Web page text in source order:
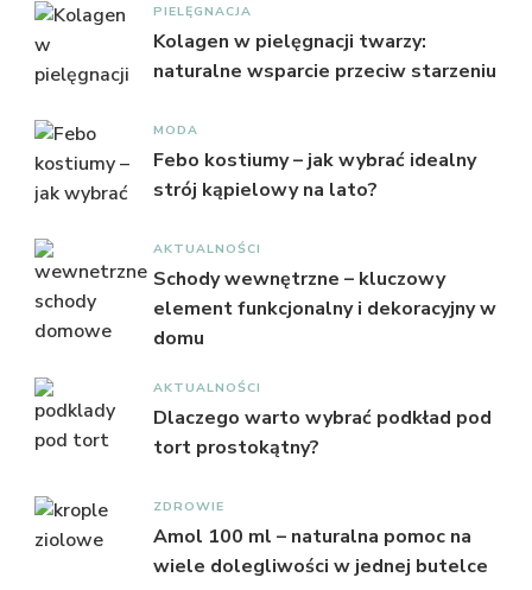
PIELĘGNACJA
Kolagen w pielęgnacji twarzy:
naturalne wsparcie przeciw starzeniu
MODA
Febo kostiumy – jak wybrać idealny
strój kąpielowy na lato?
AKTUALNOŚCI
Schody wewnętrzne – kluczowy
element funkcjonalny i dekoracyjny w
domu
AKTUALNOŚCI
Dlaczego warto wybrać podkład pod
tort prostokątny?
ZDROWIE
Amol 100 ml – naturalna pomoc na
wiele dolegliwości w jednej butelce